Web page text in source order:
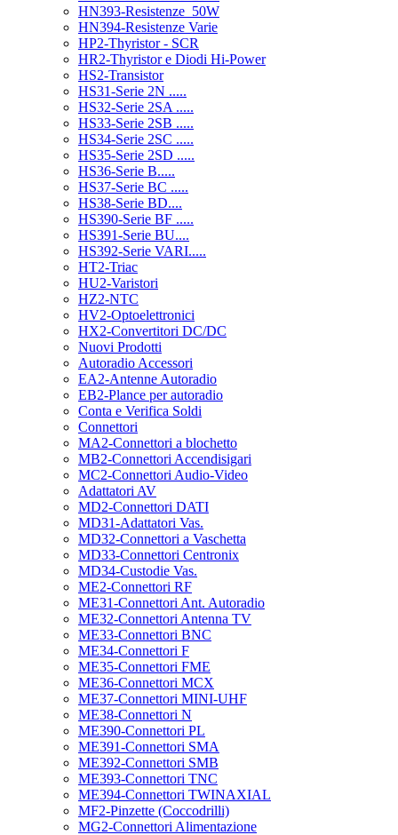
HN393-Resistenze_50W
HN394-Resistenze Varie
HP2-Thyristor - SCR
HR2-Thyristor e Diodi Hi-Power
HS2-Transistor
HS31-Serie 2N .....
HS32-Serie 2SA .....
HS33-Serie 2SB .....
HS34-Serie 2SC .....
HS35-Serie 2SD .....
HS36-Serie B.....
HS37-Serie BC .....
HS38-Serie BD....
HS390-Serie BF .....
HS391-Serie BU....
HS392-Serie VARI.....
HT2-Triac
HU2-Varistori
HZ2-NTC
HV2-Optoelettronici
HX2-Convertitori DC/DC
Nuovi Prodotti
Autoradio Accessori
EA2-Antenne Autoradio
EB2-Plance per autoradio
Conta e Verifica Soldi
Connettori
MA2-Connettori a blochetto
MB2-Connettori Accendisigari
MC2-Connettori Audio-Video
Adattatori AV
MD2-Connettori DATI
MD31-Adattatori Vas.
MD32-Connettori a Vaschetta
MD33-Connettori Centronix
MD34-Custodie Vas.
ME2-Connettori RF
ME31-Connettori Ant. Autoradio
ME32-Connettori Antenna TV
ME33-Connettori BNC
ME34-Connettori F
ME35-Connettori FME
ME36-Connettori MCX
ME37-Connettori MINI-UHF
ME38-Connettori N
ME390-Connettori PL
ME391-Connettori SMA
ME392-Connettori SMB
ME393-Connettori TNC
ME394-Connettori TWINAXIAL
MF2-Pinzette (Coccodrilli)
MG2-Connettori Alimentazione